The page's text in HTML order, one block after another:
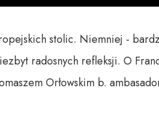
stolic. Niemniej -
radosnych refleksji. O
Orłowskim b.